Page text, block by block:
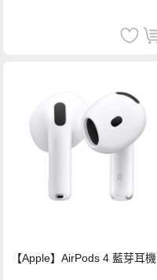
【Apple】AirPods 4 藍芽耳機